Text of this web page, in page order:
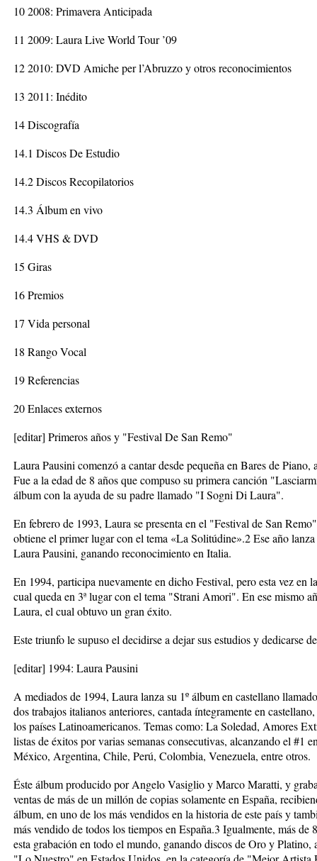
10 2008: Primavera Anticipada
11 2009: Laura Live World Tour ’09
12 2010: DVD Amiche per l’Abruzzo y otros reconocimientos
13 2011: Inédito
14 Discografía
14.1 Discos De Estudio
14.2 Discos Recopilatorios
14.3 Álbum en vivo
14.4 VHS & DVD
15 Giras
16 Premios
17 Vida personal
18 Rango Vocal
19 Referencias
20 Enlaces externos
[editar] Primeros años y "Festival De San Remo"
Laura Pausini comenzó a cantar desde pequeña en Bares de
Fue a la edad de 8 años que compuso su primera canción
álbum con la ayuda de su padre llamado "I Sogni Di Laura".
En febrero de 1993, Laura se presenta en el "Festival de San
obtiene el primer lugar con el tema «La Solitúdine».2 Ese año
Laura Pausini, ganando reconocimiento en Italia.
En 1994, participa nuevamente en dicho Festival, pero esta vez en
cual queda en 3ª lugar con el tema "Strani Amori". En ese mismo
Laura, el cual obtuvo un gran éxito.
Este triunfo le supuso el decidirse a dejar sus estudios y dedicarse
[editar] 1994: Laura Pausini
A mediados de 1994, Laura lanza su 1º álbum en castellano
dos trabajos italianos anteriores, cantada íntegramente en
los países Latinoamericanos. Temas como: La Soledad, Amores
listas de éxitos por varias semanas consecutivas, alcanzando el #1
México, Argentina, Chile, Perú, Colombia, Venezuela, entre otros.
Éste álbum producido por Angelo Vasiglio y Marco Maratti, y
ventas de más de un millón de copias solamente en España,
álbum, en uno de los más vendidos en la historia de este país y
más vendido de todos los tiempos en España.3 Igualmente, más
esta grabación en todo el mundo, ganando discos de Oro y Platino,